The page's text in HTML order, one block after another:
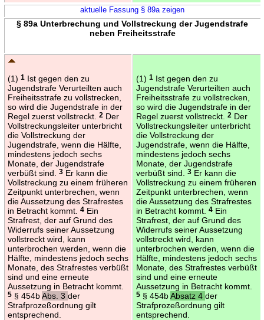
aktuelle Fassung § 89a zeigen
§ 89a Unterbrechung und Vollstreckung der Jugendstrafe
neben Freiheitsstrafe
(1) 1Ist gegen den zu
Jugendstrafe Verurteilten auch
Freiheitsstrafe zu vollstrecken,
so wird die Jugendstrafe in der
Regel zuerst vollstreckt.
2Der
Vollstreckungsleiter unterbricht
die Vollstreckung der
Jugendstrafe, wenn die Hälfte,
mindestens jedoch sechs
Monate, der Jugendstrafe
verbüßt sind.
3Er kann die
Vollstreckung zu einem früheren
Zeitpunkt unterbrechen, wenn
die Aussetzung des Strafrestes
in Betracht kommt.
4Ein
Strafrest, der auf Grund des
Widerrufs seiner Aussetzung
vollstreckt wird, kann
unterbrochen werden, wenn die
Hälfte, mindestens jedoch sechs
Monate, des Strafrestes verbüßt
sind und eine erneute
Aussetzung in Betracht kommt.
5§ 454bAbs. 3 der
Strafprozeßordnung gilt
entsprechend.
(1) 1Ist gegen den zu
Jugendstrafe Verurteilten auch
Freiheitsstrafe zu vollstrecken,
so wird die Jugendstrafe in der
Regel zuerst vollstreckt.
2Der
Vollstreckungsleiter unterbricht
die Vollstreckung der
Jugendstrafe, wenn die Hälfte,
mindestens jedoch sechs
Monate, der Jugendstrafe
verbüßt sind.
3Er kann die
Vollstreckung zu einem früheren
Zeitpunkt unterbrechen, wenn
die Aussetzung des Strafrestes
in Betracht kommt.
4Ein
Strafrest, der auf Grund des
Widerrufs seiner Aussetzung
vollstreckt wird, kann
unterbrochen werden, wenn die
Hälfte, mindestens jedoch sechs
Monate, des Strafrestes verbüßt
sind und eine erneute
Aussetzung in Betracht kommt.
5§ 454bAbsatz 4 der
Strafprozeßordnung gilt
entsprechend.